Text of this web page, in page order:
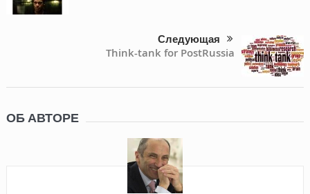
Следующая
Think-tank for PostRussia
ОБ АВТОРЕ